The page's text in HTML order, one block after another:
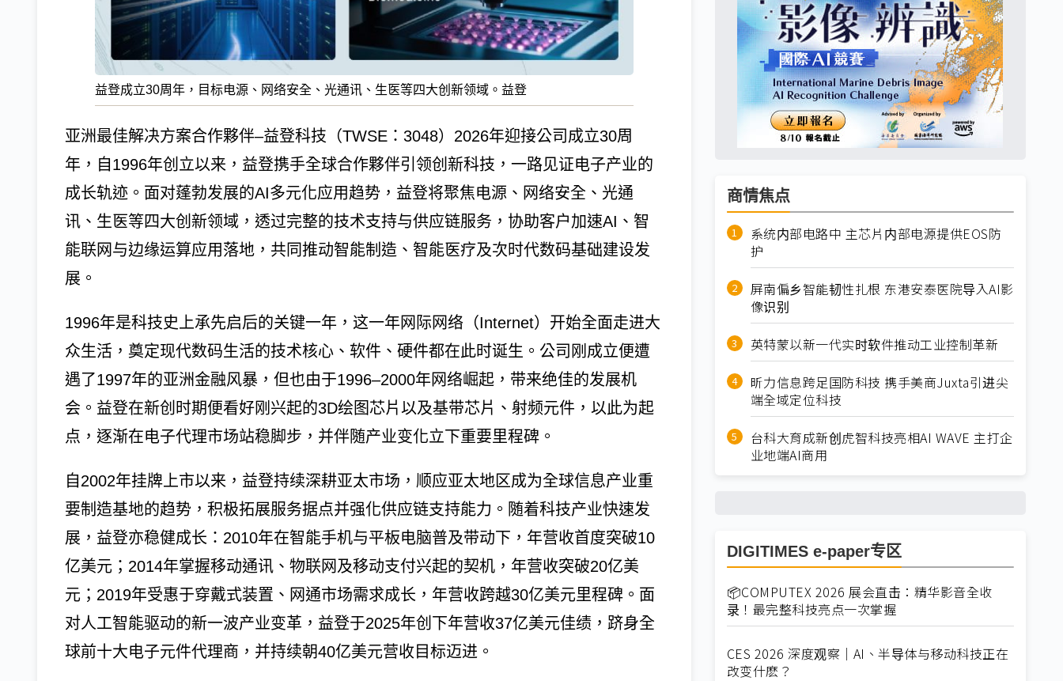
益登成立30周年，目标电源、网络安全、光通讯、生医等四大创新领域。益登
亚洲最佳解决方案合作夥伴–益登科技（TWSE：3048）2026年迎接公司成立30周
年，自1996年创立以来，益登携手全球合作夥伴引领创新科技，一路见证电子产业的
成长轨迹。面对蓬勃发展的AI多元化应用趋势，益登将聚焦电源、网络安全、光通
讯、生医等四大创新领域，透过完整的技术支持与供应链服务，协助客户加速AI、智
能联网与边缘运算应用落地，共同推动智能制造、智能医疗及次时代数码基础建设发
展。
1996年是科技史上承先启后的关键一年，这一年网际网络（Internet）开始全面走进大
众生活，奠定现代数码生活的技术核心、软件、硬件都在此时诞生。公司刚成立便遭
遇了1997年的亚洲金融风暴，但也由于1996–2000年网络崛起，带来绝佳的发展机
会。益登在新创时期便看好刚兴起的3D绘图芯片以及基带芯片、射频元件，以此为起
点，逐渐在电子代理市场站稳脚步，并伴随产业变化立下重要里程碑。
自2002年挂牌上市以来，益登持续深耕亚太市场，顺应亚太地区成为全球信息产业重
要制造基地的趋势，积极拓展服务据点并强化供应链支持能力。随着科技产业快速发
展，益登亦稳健成长：2010年在智能手机与平板电脑普及带动下，年营收首度突破10
亿美元；2014年掌握移动通讯、物联网及移动支付兴起的契机，年营收突破20亿美
元；2019年受惠于穿戴式装置、网通市场需求成长，年营收跨越30亿美元里程碑。面
对人工智能驱动的新一波产业变革，益登于2025年创下年营收37亿美元佳绩，跻身全
球前十大电子元件代理商，并持续朝40亿美元营收目标迈进。
商情焦点
系统内部电路中 主芯片内部电源提供EOS防
护
屏南偏乡智能韧性扎根 东港安泰医院导入AI影
像识别
英特蒙以新一代实时软件推动工业控制革新
昕力信息跨足国防科技 携手美商Juxta引进尖
端全域定位科技
台科大育成新创虎智科技亮相AI WAVE 主打企
业地端AI商用
DIGITIMES e-paper专区
📦COMPUTEX 2026 展会直击：精华影音全收
录！最完整科技亮点一次掌握
CES 2026 深度观察｜AI、半导体与移动科技正在
改变什麽？